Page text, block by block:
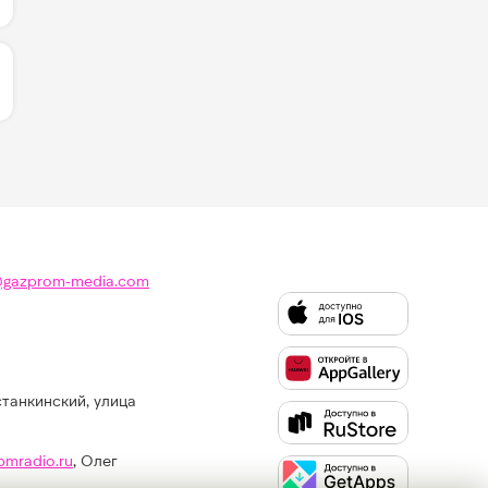
ЛАЙКОВ ЗА "СИЛЬНАЯ - IOWA & МИНАЕВА":
media.com
улица
, Олег